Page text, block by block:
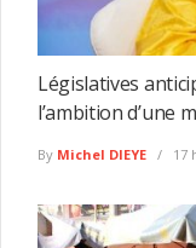
Législatives
l’ambition d’une
By Michel DIEYE 17